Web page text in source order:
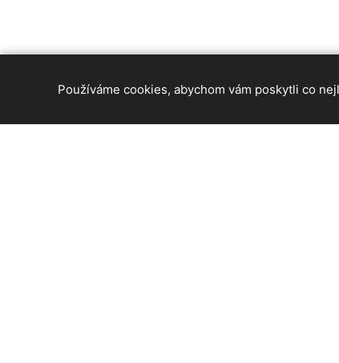
Používáme cookies, abychom vám poskytli co